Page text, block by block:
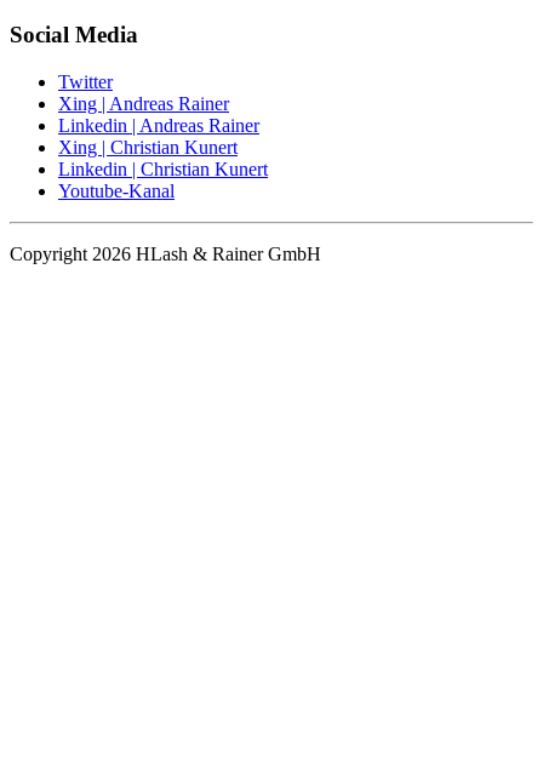
Social Media
Twitter
Xing | Andreas Rainer
Linkedin | Andreas Rainer
Xing | Christian Kunert
Linkedin | Christian Kunert
Youtube-Kanal
Copyright 2026 HLash & Rainer GmbH